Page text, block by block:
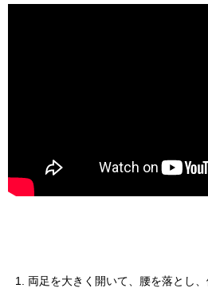
両足を大きく開いて、腰を落とし